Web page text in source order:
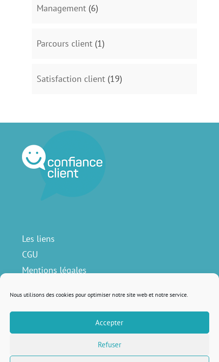
Nous utilisons des cookies pour optimiser notre site web et notre service.
Accepter
Refuser
Management(6)
Parcours client(1)
Satisfaction client(19)
Les liens
CGU
Mentions légales